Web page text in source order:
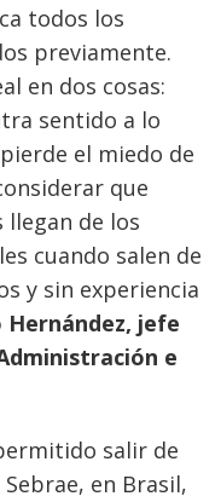
todos los
previamente.
en dos cosas:
sentido a lo
el miedo de
que
llegan de los
cuando salen de
y sin experiencia
jefe
e
salir de
en Brasil,